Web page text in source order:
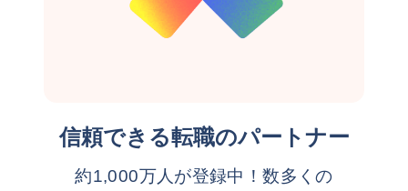
信頼できる転職のパートナー
約1,000万人が登録中！数多くの